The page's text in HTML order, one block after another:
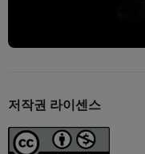
저작권 라이센스